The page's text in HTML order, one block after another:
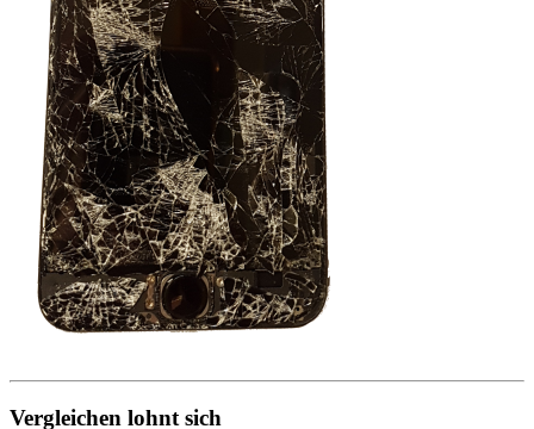
Vergleichen lohnt sich